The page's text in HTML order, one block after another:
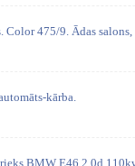
Color 475/9. Ādas
kārba.
BMW E46 2.0d